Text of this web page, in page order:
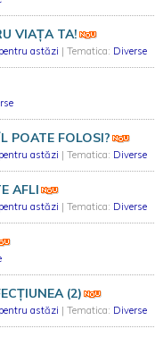
VIAȚA TA!
astăzi | Tematica: Diverse
POATE FOLOSI?
astăzi | Tematica: Diverse
AFLI
astăzi | Tematica: Diverse
(2)
astăzi | Tematica: Diverse